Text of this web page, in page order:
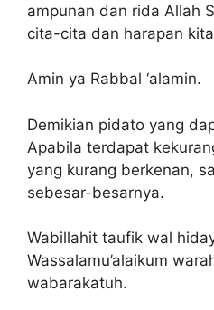
ampunan dan rida Allah
cita-cita dan harapan
Amin ya Rabbal ‘alamin.
Demikian pidato yang
Apabila terdapat
yang kurang berkenan,
sebesar-besarnya.
Wabillahit taufik wal
Wassalamu’alaikum
wabarakatuh.